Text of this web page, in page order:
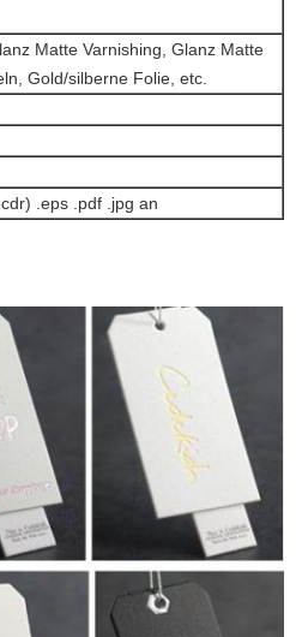
eine Nachricht
Sie bald zurück!
Matte Varnishing, Glanz Matte
Gold/silberne Folie, etc.
.eps .pdf .jpg an